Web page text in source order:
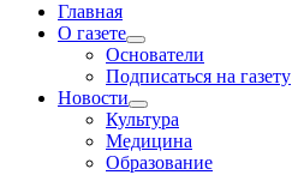
Главная
О газете
Основатели
Подписаться на газету
Новости
Культура
Медицина
Образование